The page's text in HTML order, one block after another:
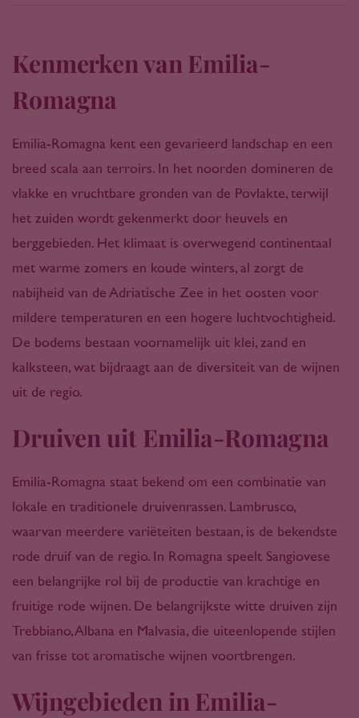
Kenmerken van Emilia-
Romagna
Emilia-Romagna kent een gevarieerd landschap en een
breed scala aan terroirs. In het noorden domineren de
vlakke en vruchtbare gronden van de Povlakte, terwijl
het zuiden wordt gekenmerkt door heuvels en
berggebieden. Het klimaat is overwegend continentaal
met warme zomers en koude winters, al zorgt de
nabijheid van de Adriatische Zee in het oosten voor
mildere temperaturen en een hogere luchtvochtigheid.
De bodems bestaan voornamelijk uit klei, zand en
kalksteen, wat bijdraagt aan de diversiteit van de wijnen
uit de regio.
Druiven uit Emilia-Romagna
Emilia-Romagna staat bekend om een combinatie van
lokale en traditionele druivenrassen. Lambrusco,
waarvan meerdere variëteiten bestaan, is de bekendste
rode druif van de regio. In Romagna speelt Sangiovese
een belangrijke rol bij de productie van krachtige en
fruitige rode wijnen. De belangrijkste witte druiven zijn
Trebbiano, Albana en Malvasia, die uiteenlopende stijlen
van frisse tot aromatische wijnen voortbrengen.
Wijngebieden in Emilia-